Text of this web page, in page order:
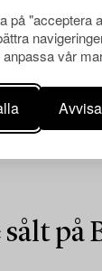
på "acceptera
vår